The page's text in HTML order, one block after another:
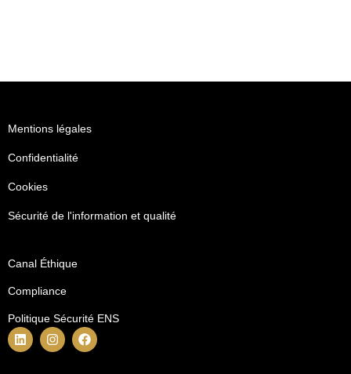
Mentions légales
Confidentialité
Cookies
Sécurité de l'information et qualité
Canal Éthique
Compliance
Politique Sécurité ENS